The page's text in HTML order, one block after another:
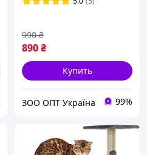
890₴
990 ₴
Купить
ЗОО ОПТ Україна 99%